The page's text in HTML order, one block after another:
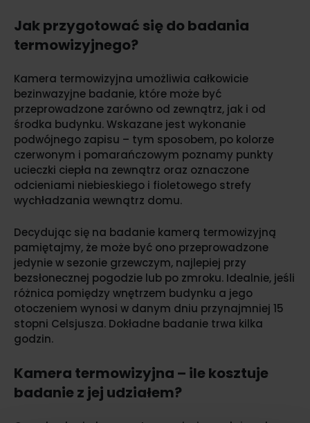
Jak przygotować się do badania
termowizyjnego?
Kamera termowizyjna umożliwia całkowicie
bezinwazyjne badanie, które może być
przeprowadzone zarówno od zewnątrz, jak i od
środka budynku. Wskazane jest wykonanie
podwójnego zapisu – tym sposobem, po kolorze
czerwonym i pomarańczowym poznamy punkty
ucieczki ciepła na zewnątrz oraz oznaczone
odcieniami niebieskiego i fioletowego strefy
wychładzania wewnątrz domu.
Decydując się na badanie kamerą termowizyjną
pamiętajmy, że może być ono przeprowadzone
jedynie w sezonie grzewczym, najlepiej przy
bezsłonecznej pogodzie lub po zmroku. Idealnie, jeśli
różnica pomiędzy wnętrzem budynku a jego
otoczeniem wynosi w danym dniu przynajmniej 15
stopni Celsjusza. Dokładne badanie trwa kilka
godzin.
Kamera termowizyjna – ile kosztuje
badanie z jej udziałem?